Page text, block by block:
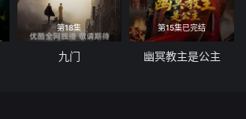
第18集
九门
第15集已完结
幽冥教主是公主